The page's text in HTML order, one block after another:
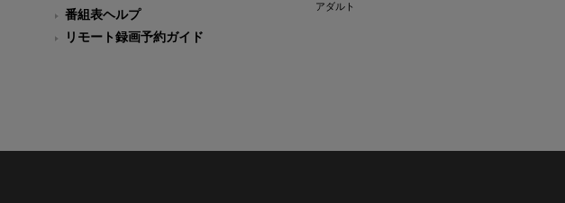
番組表ヘルプ
リモート録画予約ガイド
アダルト